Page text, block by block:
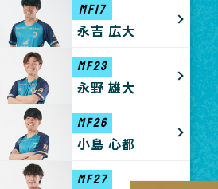
MF17
永吉 広大
MF23
永野 雄大
MF26
小島 心都
MF27